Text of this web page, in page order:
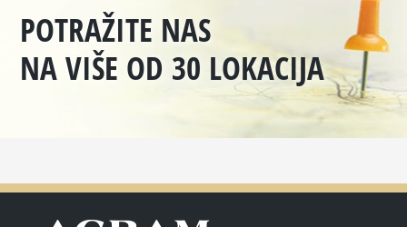
POTRAŽITE NAS
NA VIŠE OD 30 LOKACIJA